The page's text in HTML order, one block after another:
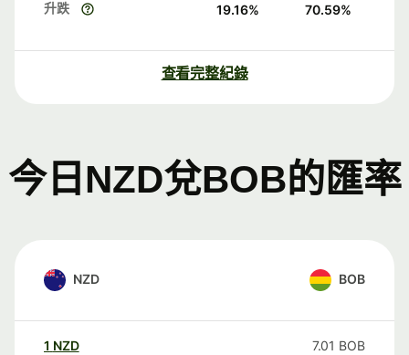
升跌 19.16% 70.59%
查看完整紀錄
今日NZD兌BOB的匯率
NZD BOB
1 NZD 7.01 BOB